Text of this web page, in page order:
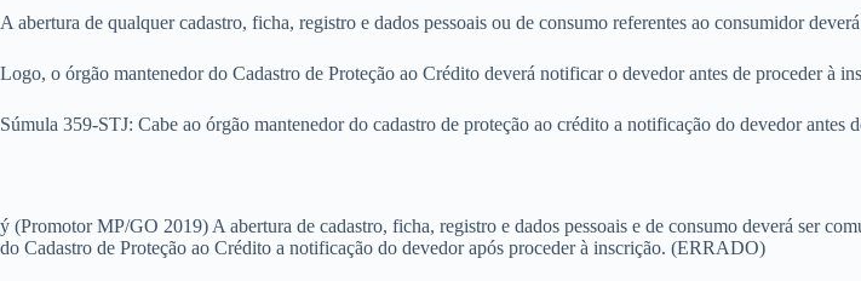
A abertura de qualquer cadastro, ficha, registro e dados pessoais ou de consumo referentes ao consumidor
Logo, o órgão mantenedor do Cadastro de Proteção ao Crédito deverá notificar o devedor antes de proceder à
Súmula 359-STJ: Cabe ao órgão mantenedor do cadastro de proteção ao crédito a notificação do devedor antes
ý (Promotor MP/GO 2019) A abertura de cadastro, ficha, registro e dados pessoais e de consumo deverá ser
do Cadastro de Proteção ao Crédito a notificação do devedor após proceder à inscrição. (ERRADO)